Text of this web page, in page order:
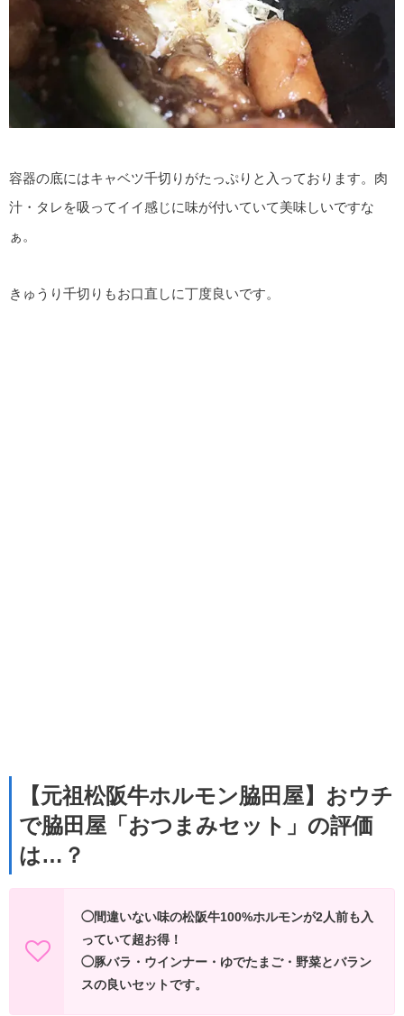
容器の底にはキャベツ千切りがたっぷりと入っております。肉
汁・タレを吸ってイイ感じに味が付いていて美味しいですな
ぁ。
きゅうり千切りもお口直しに丁度良いです。
【元祖松阪牛ホルモン脇田屋】おウチ
で脇田屋「おつまみセット」の評価
は…？
◯間違いない味の松阪牛100%ホルモンが2人前も入
っていて超お得！
◯豚バラ・ウインナー・ゆでたまご・野菜とバラン
スの良いセットです。